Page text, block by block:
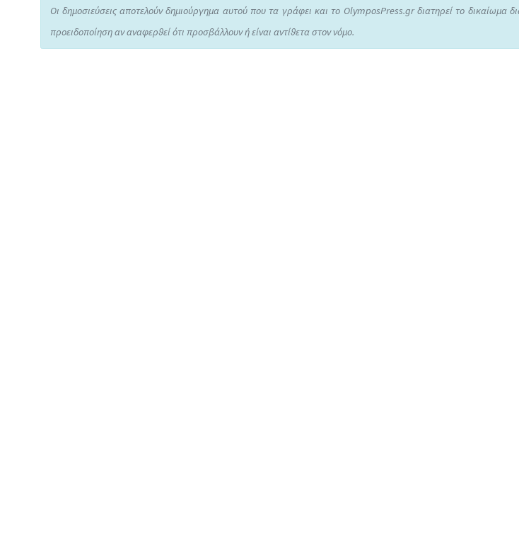
Οι δημοσιεύσεις αποτελούν δημιούργημα αυτού που τα γράφει και το OlymposPress.gr διατηρεί το δικαίωμα
προειδοποίηση αν αναφερθεί ότι προσβάλλουν ή είναι αντίθετα στον νόμο.